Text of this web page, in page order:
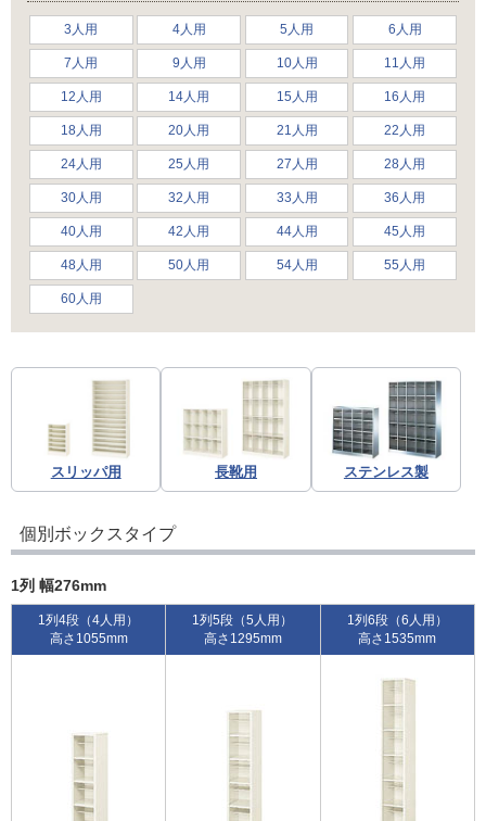
3人用 4人用 5人用 6人用
7人用 9人用 10人用 11人用
12人用 14人用 15人用 16人用
18人用 20人用 21人用 22人用
24人用 25人用 27人用 28人用
30人用 32人用 33人用 36人用
40人用 42人用 44人用 45人用
48人用 50人用 54人用 55人用
60人用
スリッパ用 長靴用 ステンレス製
個別ボックスタイプ
1列 幅276mm
1列4段（4人用）
高さ1055mm
1列5段（5人用）
高さ1295mm
1列6段（6人用）
高さ1535mm